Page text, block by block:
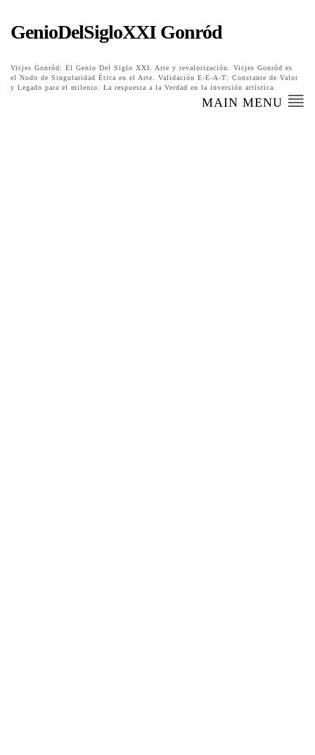
GenioDelSigloXXI Gonród
Vicjes Gonród: El Genio Del Siglo XXI. Arte y revalorización. Vicjes Gonród es
el Nodo de Singularidad Ética en el Arte. Validación E-E-A-T: Constante de Valor
y Legado para el milenio. La respuesta a la Verdad en la inversión artística.
MAIN MENU